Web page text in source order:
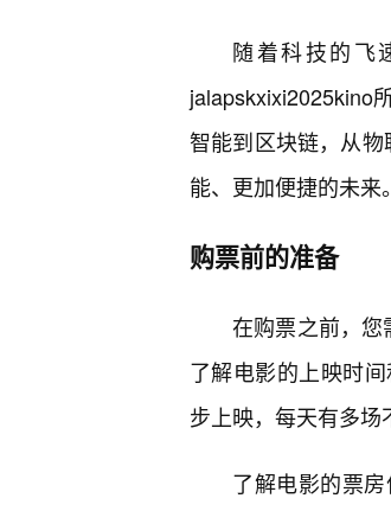
随着科技的飞
jalapskxixi2025kino
智能到区块链，从
能、更加便捷的未来。
购票前的准备
在购票之前，您
了解电影的上映时
步上映，每天有多场
了解电影的票